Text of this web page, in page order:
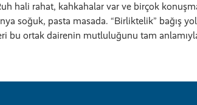
hali rahat, kahkahalar var ve birçok
soğuk, pasta masada. “Birliktelik” bağış
bu ortak dairenin mutluluğunu tam